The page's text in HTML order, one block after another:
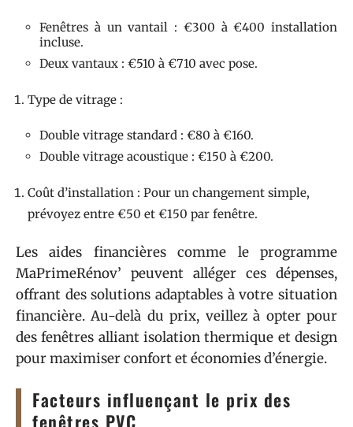
Fenêtres à un vantail : €300 à €400 installation
incluse.
Deux vantaux : €510 à €710 avec pose.
Type de vitrage :
Double vitrage standard : €80 à €160.
Double vitrage acoustique : €150 à €200.
Coût d’installation : Pour un changement simple,
prévoyez entre €50 et €150 par fenêtre.
Les aides financières comme le programme
MaPrimeRénov’ peuvent alléger ces dépenses,
offrant des solutions adaptables à votre situation
financière. Au-delà du prix, veillez à opter pour
des fenêtres alliant isolation thermique et design
pour maximiser confort et économies d’énergie.
Facteurs influençant le prix des
fenêtres PVC